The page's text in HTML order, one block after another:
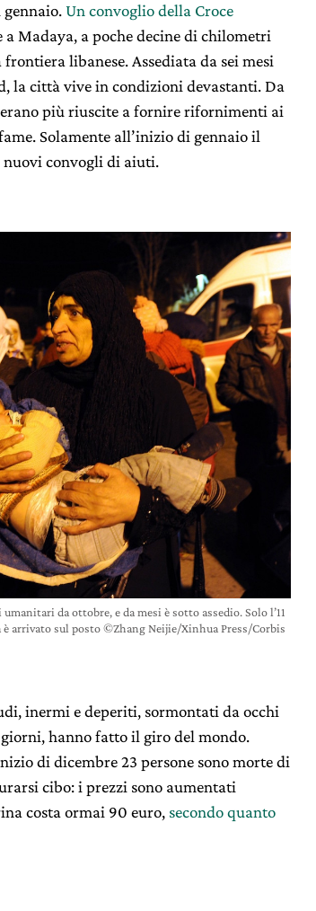
gennaio.Un convoglio della Croce
Madaya, a poche decine di chilometri
libanese. Assediata da sei mesi
la città vive in condizioni devastanti. Da
più riuscite a fornire rifornimenti ai
Solamente all’inizio di gennaio il
nuovi convogli di aiuti.
da ottobre, e da mesi è sotto assedio. Solo l’11
è arrivato sul posto ©Zhang Neijie/Xinhua Press/Corbis
inermi e deperiti, sormontati da occhi
hanno fatto il giro del mondo.
di dicembre 23 persone sono morte di
cibo: i prezzi sono aumentati
costa ormai 90 euro, secondo quanto